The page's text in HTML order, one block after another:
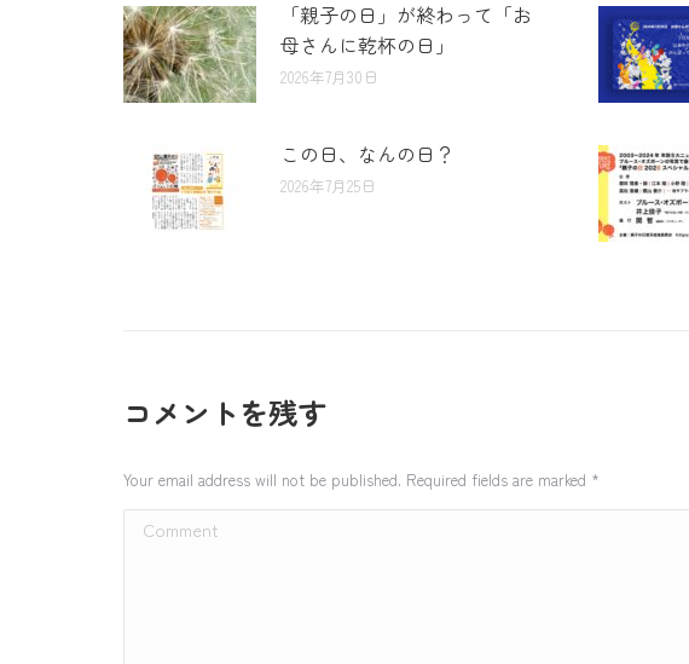
「親子の日」が終わって「お
母さんに乾杯の日」
2026年7月30日
この日、なんの日？
2026年7月25日
コメントを残す
Your email address will not be published. Required fields are marked *
Comment